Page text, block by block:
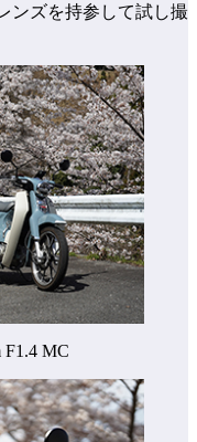
ンズを持参して試し撮
F1.4 MC